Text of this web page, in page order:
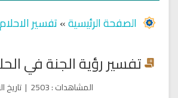
الصفحة الرئيسية»تفسير الاحلام
تفسير رؤية الجنة في
المشاهدات:
2503
| تاريخ